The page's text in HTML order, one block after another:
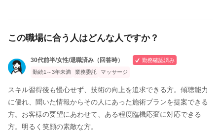
この職場に合う人はどんな人ですか？
30代前半/女性/退職済み（回答時）
勤務確認済み
勤続1～3年未満
業務委託 マッサージ
スキル習得後も慢心せず、技術の向上を追求できる方。傾聴能力
に優れ、聞いた情報からその人にあった施術プランを提案できる
方。お客様の要望にあわせて、ある程度臨機応変に対応できる
方。明るく笑顔の素敵な方。